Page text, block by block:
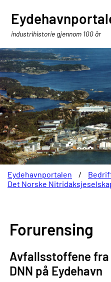
industrihistorie gjennom 100 år
Eydehavnportalen /
Det Norske
Forurensing
Avfallsstoffene
DNN på Eydehavn